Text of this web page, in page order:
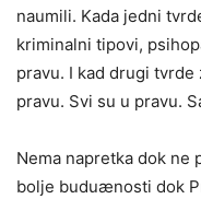
naumili. Kada jedni
kriminalni tipovi,
pravu. I kad drugi
pravu. Svi su u pravu.
Nema napretka dok ne
bolje buduænosti dok